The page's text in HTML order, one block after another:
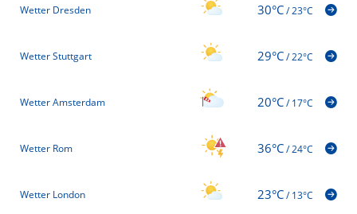
Wetter Dresden 30°C/23°C
Wetter Stuttgart 29°C/22°C
Wetter Amsterdam 20°C/17°C
Wetter Rom 36°C/24°C
Wetter London 23°C/13°C